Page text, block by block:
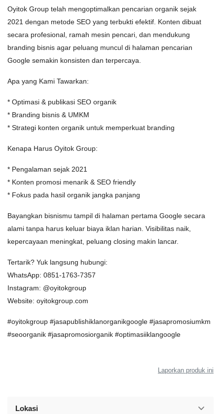
Oyitok Group telah mengoptimalkan pencarian organik sejak
2021 dengan metode SEO yang terbukti efektif. Konten dibuat
secara profesional, ramah mesin pencari, dan mendukung
branding bisnis agar peluang muncul di halaman pencarian
Google semakin konsisten dan terpercaya.
Apa yang Kami Tawarkan:
* Optimasi & publikasi SEO organik
* Branding bisnis & UMKM
* Strategi konten organik untuk memperkuat branding
Kenapa Harus Oyitok Group:
* Pengalaman sejak 2021
* Konten promosi menarik & SEO friendly
* Fokus pada hasil organik jangka panjang
Bayangkan bisnismu tampil di halaman pertama Google secara
alami tanpa harus keluar biaya iklan harian. Visibilitas naik,
kepercayaan meningkat, peluang closing makin lancar.
Tertarik? Yuk langsung hubungi:
WhatsApp: 0851-1763-7357
Instagram: @oyitokgroup
Website: oyitokgroup.com
#oyitokgroup #jasapublishiklanorganikgoogle #jasapromosiumkm
#seoorganik #jasapromosiorganik #optimasiiklangoogle
Laporkan produk ini
Lokasi